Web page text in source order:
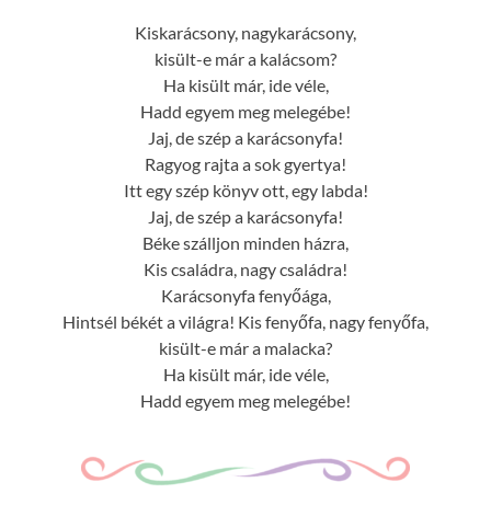
Kiskarácsony, nagykarácsony,
kisült-e már a kalácsom?
Ha kisült már, ide véle,
Hadd egyem meg melegébe!
Jaj, de szép a karácsonyfa!
Ragyog rajta a sok gyertya!
Itt egy szép könyv ott, egy labda!
Jaj, de szép a karácsonyfa!
Béke szálljon minden házra,
Kis családra, nagy családra!
Karácsonyfa fenyőága,
Hintsél békét a világra! Kis fenyőfa, nagy fenyőfa,
kisült-e már a malacka?
Ha kisült már, ide véle,
Hadd egyem meg melegébe!